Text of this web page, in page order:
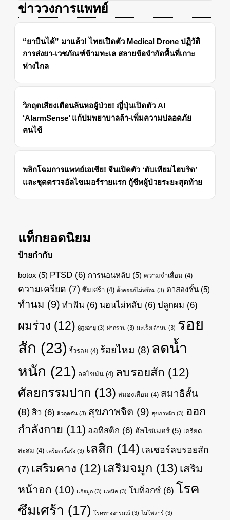
ข่าววงการแพทย์
“ยาบินได้” มาแล้ว! ไทยเปิดตัว Medical Drone ปฏิวัติ
การส่งยา-เวชภัณฑ์ข้ามทะเล สลายข้อจำกัดพื้นที่เกาะ
ห่างไกล
วิกฤตเสียงเตือนล้นหอผู้ป่วย! ญี่ปุ่นเปิดตัว AI
‘AlarmSense’ แก้ปมพยาบาลล้า-เพิ่มความปลอดภัย
คนไข้
พลิกโฉมการแพทย์เอเชีย! จีนเปิดตัว ‘ตับเทียมไฮบริด’
และชุดตรวจอัลไซเมอร์รายแรก กู้ชีพผู้ป่วยระยะสุดท้าย
แท็กยอดนิยม
ป้ายกำกับ
botox (5) PTSD (6) การนอนหลับ (5) ความจำเสื่อม (4)
ความเครียด (7) ซึมเศร้า (4) ตั้งครรภ์ไม่พร้อม (3) ตาสองชั้น (5)
ทำนม (9) ทำฟัน (6) นอนไม่หลับ (6) ปลูกผม (6)
ผมร่วง (12) ผู้สูงอายุ (3) ผ่ากราม (3) มะเร็งเต้านม (3) รอย
สัก (23) ริ้วรอย (4) ร้อยไหม (8) ลดน้ำ
หนัก (21) ลดไขมัน (4) ลบรอยสัก (12)
ศัลยกรรมปาก (13) สมองเสื่อม (4) สมาธิสั้น
(8) สิว (6) สิวอุดตัน (3) สุขภาพจิต (9) สุขภาพผิว (3) ออก
กำลังกาย (11) ออทิสติก (6) อัลไซเมอร์ (5) เครียด
สะสม (4) เครียดเรื้อรัง (3) เลสิก (14) เลเซอร์ลบรอยสัก
(7) เสริมคาง (12) เสริมจมูก (13) เสริม
หน้าอก (10) แก้จมูก (3) แพนิค (3) โบท็อกซ์ (6) โรค
ซึมเศร้า (17) โรคทางอารมณ์ (3) ไบโพลาร์ (3)